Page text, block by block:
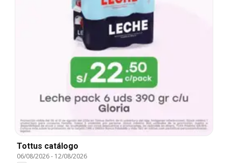
Tottus catálogo
06/08/2026- 12/08/2026